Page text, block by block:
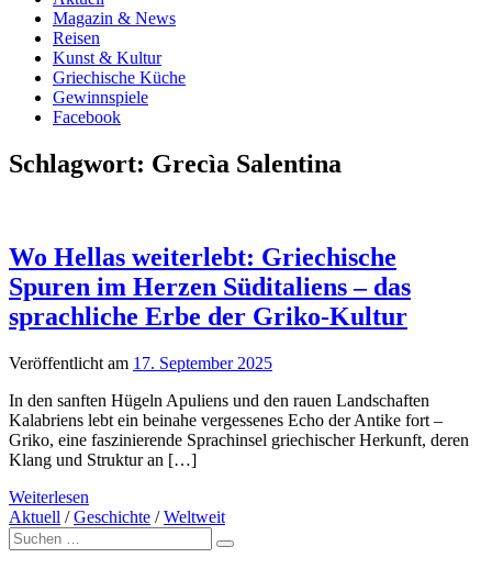
Magazin & News
Reisen
Kunst & Kultur
Griechische Küche
Gewinnspiele
Facebook
Schlagwort: Grecìa Salentina
Wo Hellas weiterlebt: Griechische
Spuren im Herzen Süditaliens – das
sprachliche Erbe der Griko-Kultur
Veröffentlicht am 17. September 2025
In den sanften Hügeln Apuliens und den rauen Landschaften
Kalabriens lebt ein beinahe vergessenes Echo der Antike fort –
Griko, eine faszinierende Sprachinsel griechischer Herkunft, deren
Klang und Struktur an […]
Weiterlesen
Aktuell /Geschichte /Weltweit
Suche
nach: